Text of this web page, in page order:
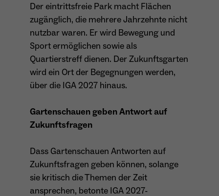
Der eintrittsfreie Park macht Flächen
zugänglich, die mehrere Jahrzehnte nicht
nutzbar waren. Er wird Bewegung und
Sport ermöglichen sowie als
Quartierstreff dienen. Der Zukunftsgarten
wird ein Ort der Begegnungen werden,
über die IGA 2027 hinaus.
Gartenschauen geben Antwort auf
Zukunftsfragen
Dass Gartenschauen Antworten auf
Zukunftsfragen geben können, solange
sie kritisch die Themen der Zeit
ansprechen, betonte IGA 2027-